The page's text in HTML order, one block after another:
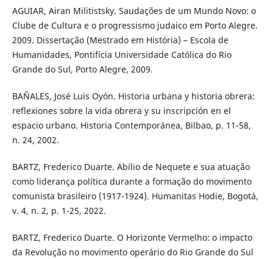
AGUIAR, Airan Militistsky. Saudações de um Mundo Novo: o
Clube de Cultura e o progressismo judaico em Porto Alegre.
2009. Dissertação (Mestrado em História) – Escola de
Humanidades, Pontifícia Universidade Católica do Rio
Grande do Sul, Porto Alegre, 2009.
BAÑALES, José Luis Oyón. Historia urbana y historia obrera:
reflexiones sobre la vida obrera y su inscripción en el
espacio urbano. Historia Contemporánea, Bilbao, p. 11-58,
n. 24, 2002.
BARTZ, Frederico Duarte. Abílio de Nequete e sua atuação
como liderança política durante a formação do movimento
comunista brasileiro (1917-1924). Humanitas Hodie, Bogotá,
v. 4, n. 2, p. 1-25, 2022.
BARTZ, Frederico Duarte. O Horizonte Vermelho: o impacto
da Revolução no movimento operário do Rio Grande do Sul